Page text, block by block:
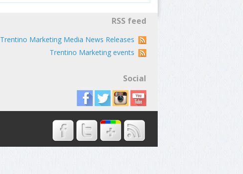
RSS feed
Trentino Marketing Media News Releases
Trentino Marketing events
Social